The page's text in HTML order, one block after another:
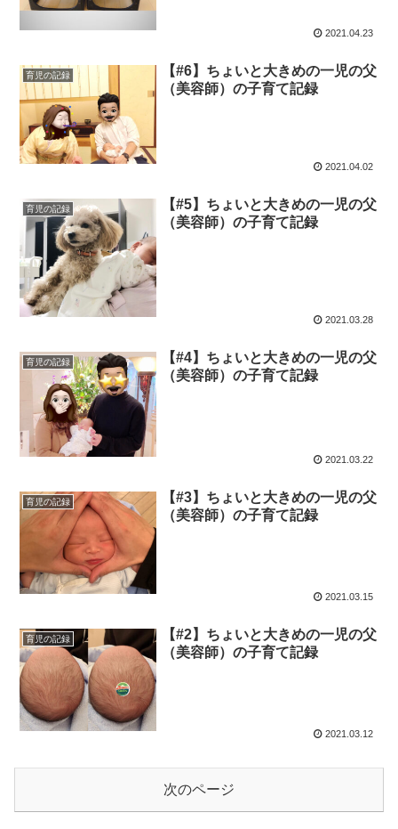
2021.04.23
育児の記録
【#6】ちょいと大きめの一児の父
（美容師）の子育て記録
2021.04.02
育児の記録
【#5】ちょいと大きめの一児の父
（美容師）の子育て記録
2021.03.28
育児の記録
【#4】ちょいと大きめの一児の父
（美容師）の子育て記録
2021.03.22
育児の記録
【#3】ちょいと大きめの一児の父
（美容師）の子育て記録
2021.03.15
育児の記録
【#2】ちょいと大きめの一児の父
（美容師）の子育て記録
2021.03.12
次のページ